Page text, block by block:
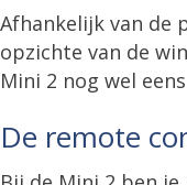
Afhankelijk van de
opzichte van de
Mini 2 nog wel
De remote